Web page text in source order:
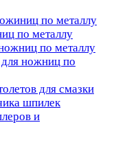
по металлу
по металлу
по металлу
ножниц по
для смазки
шпилек
и